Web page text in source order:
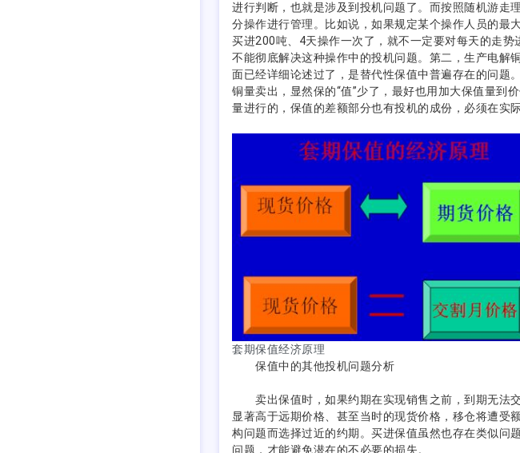
进行判断，也就是涉及到投机问题了。而按照随机游走
分操作进行管理。比如说，如果规定某个操作人员的最
买进200吨、4天操作一次了，就不一定要对每天的走
不能彻底解决这种操作中的投机问题。第二，生产电解
面已经详细论述过了，是替代性保值中普遍存在的问题
铜量卖出，显然保的“值”少了，最好也用加大保值量到
量进行的，保值的差额部分也有投机的成份，必须在实
套期保值经济原理
保值中的其他投机问题分析
卖出保值时，如果约期在实现销售之前，到期无法交
显著高于远期价格、甚至当时的现货价格，移仓将遭受
构问题而选择过近的约期。买进保值虽然也存在类似问
问题，才能避免潜在的不必要的损失。